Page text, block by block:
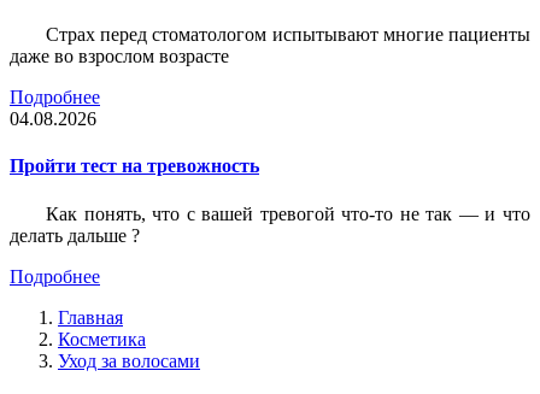
Страх перед стоматологом испытывают многие пациенты
даже во взрослом возрасте
Подробнее
04.08.2026
Пройти тест на тревожность
Как понять, что с вашей тревогой что-то не так — и что
делать дальше ?
Подробнее
Главная
Косметика
Уход за волосами